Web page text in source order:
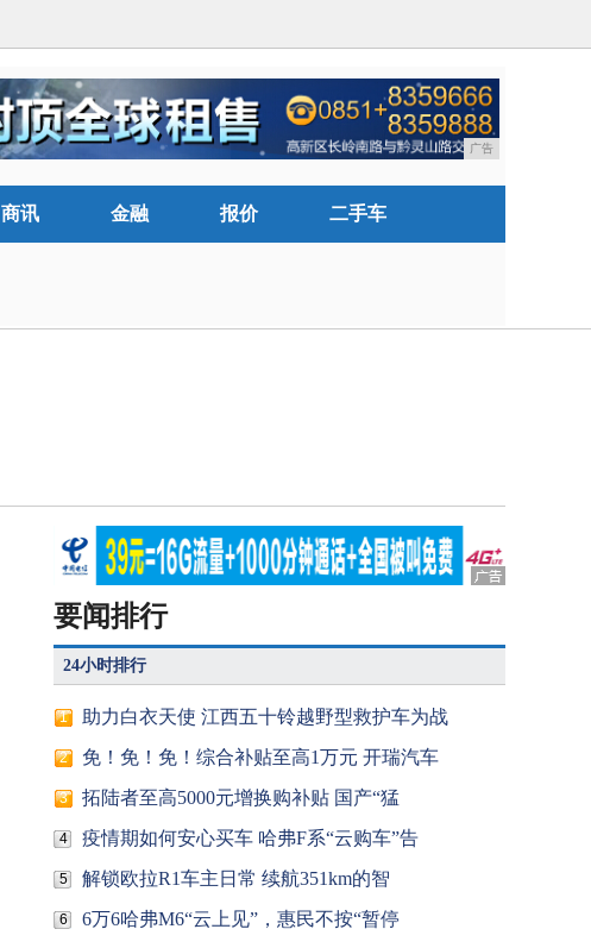
广告
商讯 金融 报价 二手车
要闻排行
24小时排行
1 助力白衣天使 江西五十铃越野型救护车为战
2 免！免！免！综合补贴至高1万元 开瑞汽车
3 拓陆者至高5000元增换购补贴 国产“猛
4 疫情期如何安心买车 哈弗F系“云购车”告
5 解锁欧拉R1车主日常 续航351km的智
6 6万6哈弗M6“云上见”，惠民不按“暂停